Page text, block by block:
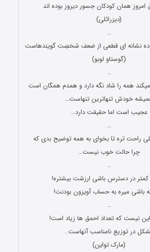
امروز همان کودکان جسور دیروز بوده اند
(دیزرائلی)
…
نشانه ای قطعی از ضعف شخصِت گویندهاست
(گوستاو لوبو)
…
همه را شاد نگه دارد و همدم همگان است
خودش تنهاترین تنهاست…
عجیب است اما حقیقت دارد…
…
راحت تره تا بخوای به همه توضیح بدی که
چرا حالت خوب نیست…
…
در دسترس باشی ارزشت بیشتره!
باشی میره به حساب آویزون بودنت!
…
نیست که تعداد احمق ها زیاد است!
در توزیع نامناسب آنهاست..
(مارک تواین)